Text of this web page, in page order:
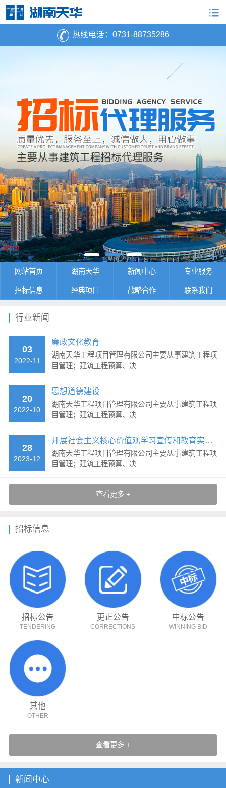
热线电话： 0731-88735286
网站首页 湖南天华 新闻中心 专业服务
招标信息 经典项目 战略合作 联系我们
行业新闻
03
2022-11
廉政文化教育
湖南天华工程项目管理有限公司主要从事建筑工程项
目管理；建筑工程预算、决...
20
2022-10
思想道德建设
湖南天华工程项目管理有限公司主要从事建筑工程项
目管理；建筑工程预算、决...
28
2023-12
开展社会主义核心价值观学习宣传和教育实践活动
湖南天华工程项目管理有限公司主要从事建筑工程项
目管理；建筑工程预算、决...
查看更多 +
招标信息
招标公告
TENDERING
更正公告
CORRECTIONS
中标公告
WINNING BID
其他
OTHER
查看更多 +
新闻中心